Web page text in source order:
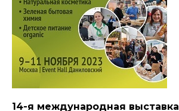
14-я международная выставка